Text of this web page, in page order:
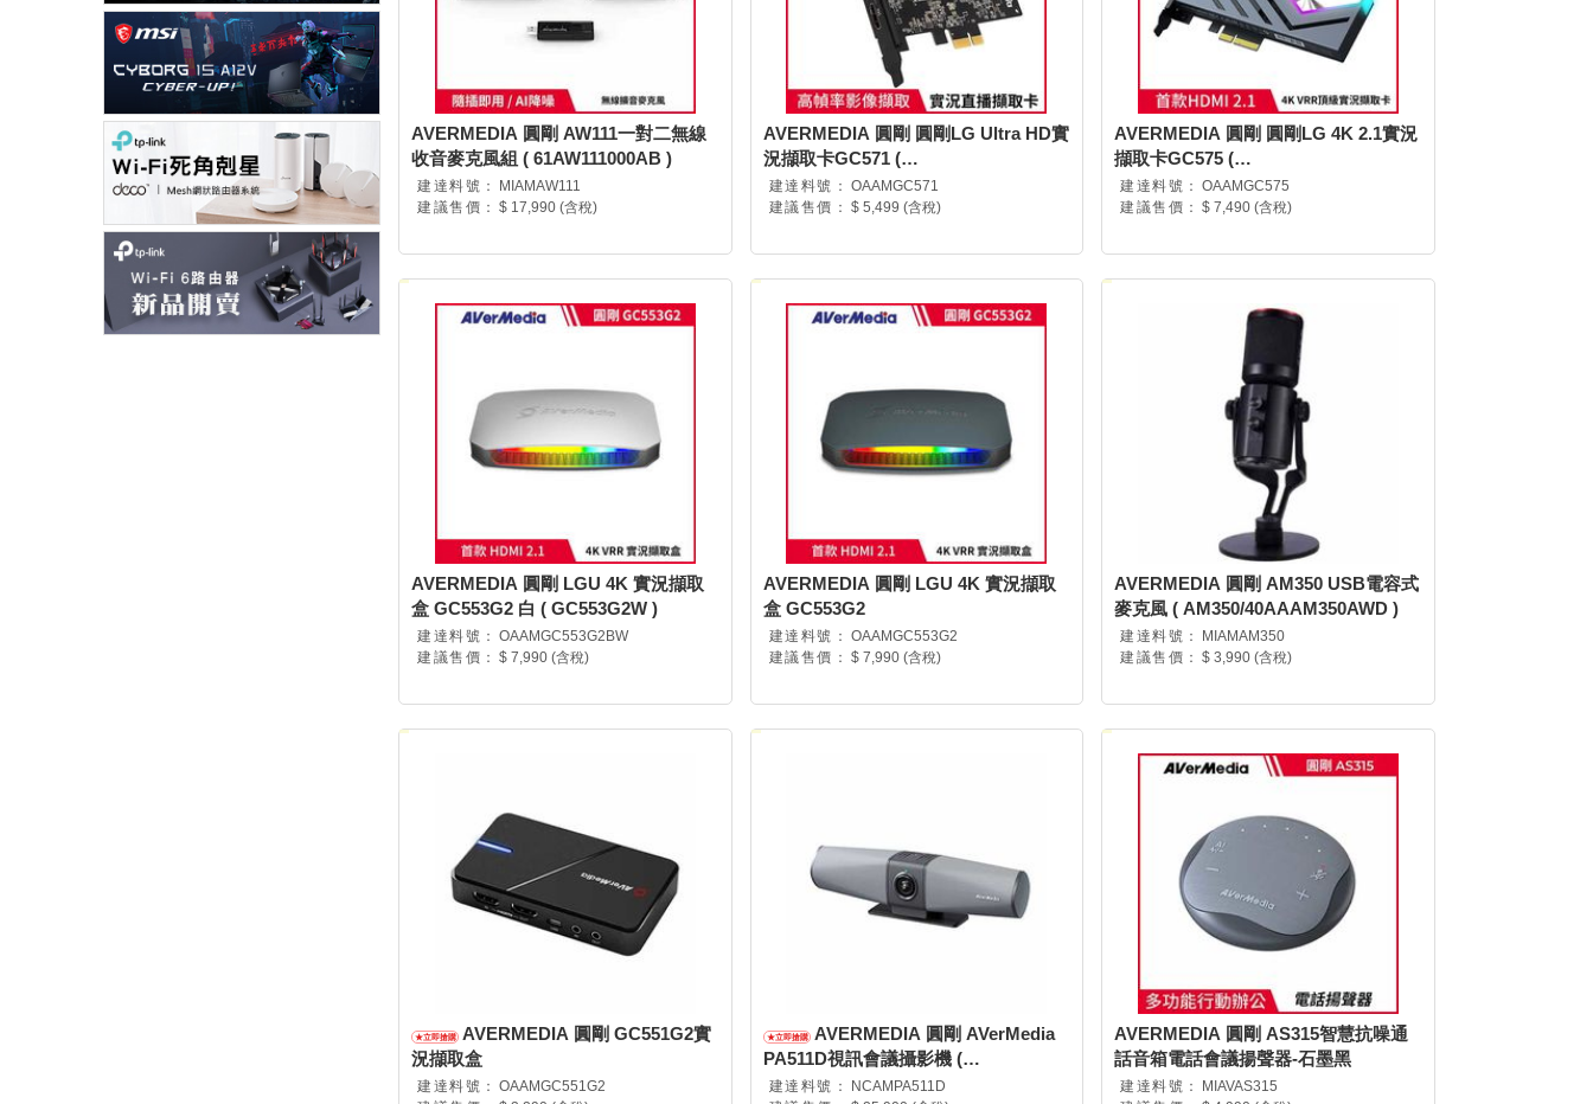
AVERMEDIA 圓剛 AW111一對二無線
收音麥克風組 ( 61AW111000AB )
建達料號：
MIAMAW111
建議售價： $ 17,990 (含稅)
AVERMEDIA 圓剛 圓剛LG Ultra HD實
況擷取卡GC571 (
GC571/61GC571000BF )
建達料號： OAAMGC571
建議售價： $ 5,499 (含稅)
AVERMEDIA 圓剛 圓剛LG 4K 2.1實況
擷取卡GC575 (
GC575/61GC575000BC )
建達料號： OAAMGC575
建議售價： $ 7,490 (含稅)
AVERMEDIA 圓剛 LGU 4K 實況擷取
盒 GC553G2 白 ( GC553G2W )
建達料號： OAAMGC553G2BW
建議售價： $ 7,990 (含稅)
AVERMEDIA 圓剛 LGU 4K 實況擷取
盒 GC553G2
建達料號： OAAMGC553G2
建議售價： $ 7,990 (含稅)
AVERMEDIA 圓剛 AM350 USB電容式
麥克風 ( AM350/40AAAM350AWD )
建達料號：
MIAMAM350
建議售價： $ 3,990 (含稅)
AVERMEDIA 圓剛 GC551G2實
況擷取盒
建達料號： OAAMGC551G2
AVERMEDIA 圓剛 AVerMedia
PA511D視訊會議攝影機 (
61PA511D00AB )
建達料號：
NCAMPA511D
AVERMEDIA 圓剛 AS315智慧抗噪通
話音箱電話會議揚聲器-石墨黑
建達料號：
MIAVAS315